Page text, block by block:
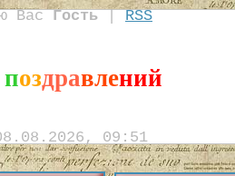
Вас Гость|RSS
оздравлений
09:51